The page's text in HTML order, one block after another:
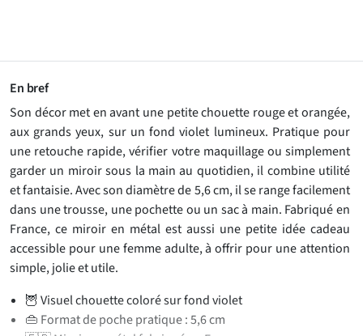
En bref
Son décor met en avant une petite chouette rouge et orangée,
aux grands yeux, sur un fond violet lumineux. Pratique pour
une retouche rapide, vérifier votre maquillage ou simplement
garder un miroir sous la main au quotidien, il combine utilité
et fantaisie. Avec son diamètre de 5,6 cm, il se range facilement
dans une trousse, une pochette ou un sac à main. Fabriqué en
France, ce miroir en métal est aussi une petite idée cadeau
accessible pour une femme adulte, à offrir pour une attention
simple, jolie et utile.
🦉 Visuel chouette coloré sur fond violet
👜 Format de poche pratique : 5,6 cm